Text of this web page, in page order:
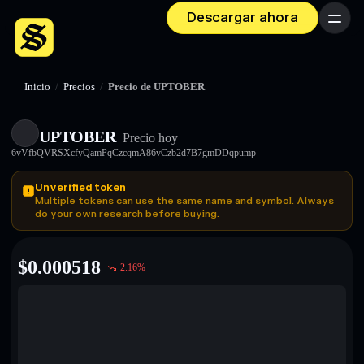
Descargar ahora Menú
Inicio / Precios / Precio de UPTOBER
UPTOBER Precio hoy
6vVfbQVRSXcfyQamPqCzcqmA86vCzb2d7B7gmDDqpump
Unverified token
Multiple tokens can use the same name and symbol. Always
do your own research before buying.
$0.000518 2.16%